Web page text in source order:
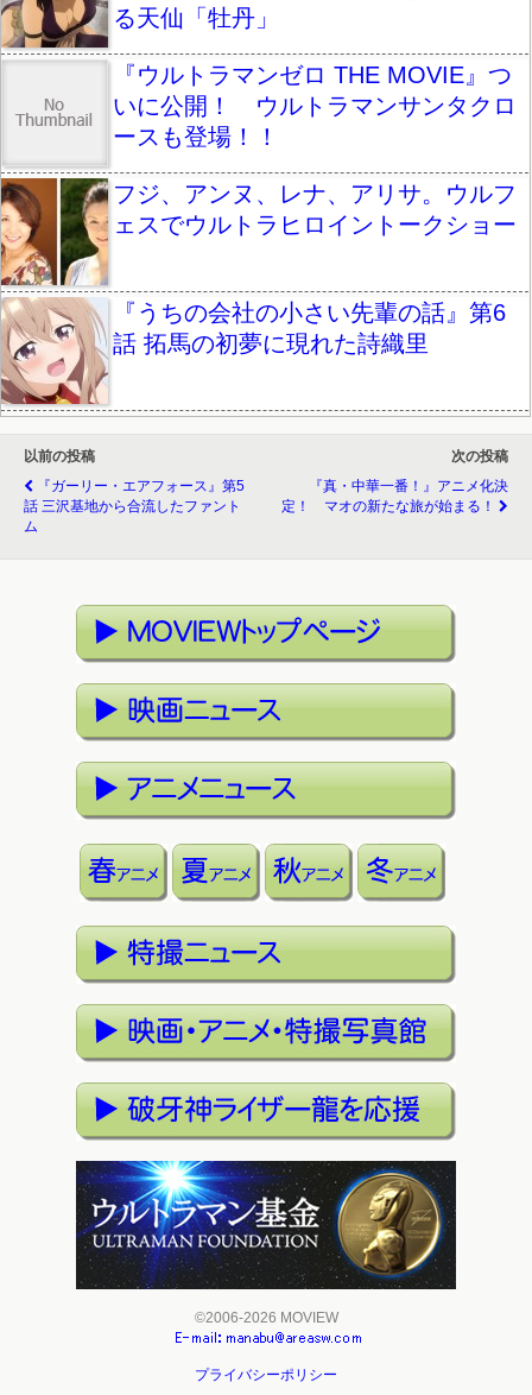
る天仙「牡丹」
『ウルトラマンゼロ THE MOVIE』つ
いに公開！ ウルトラマンサンタクロ
ースも登場！！
フジ、アンヌ、レナ、アリサ。ウルフ
ェスでウルトラヒロイントークショー
『うちの会社の小さい先輩の話』第6
話 拓馬の初夢に現れた詩織里
以前の投稿
『ガーリー・エアフォース』第5
話 三沢基地から合流したファント
ム
次の投稿
『真・中華一番！』アニメ化決
定！ マオの新たな旅が始まる！
©2006-2026 MOVIEW
プライバシーポリシー